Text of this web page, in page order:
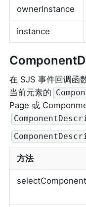
ownerInstance
instance
在 SJS 事件回调函
当前元素的
Page 或
方法
selectComponent